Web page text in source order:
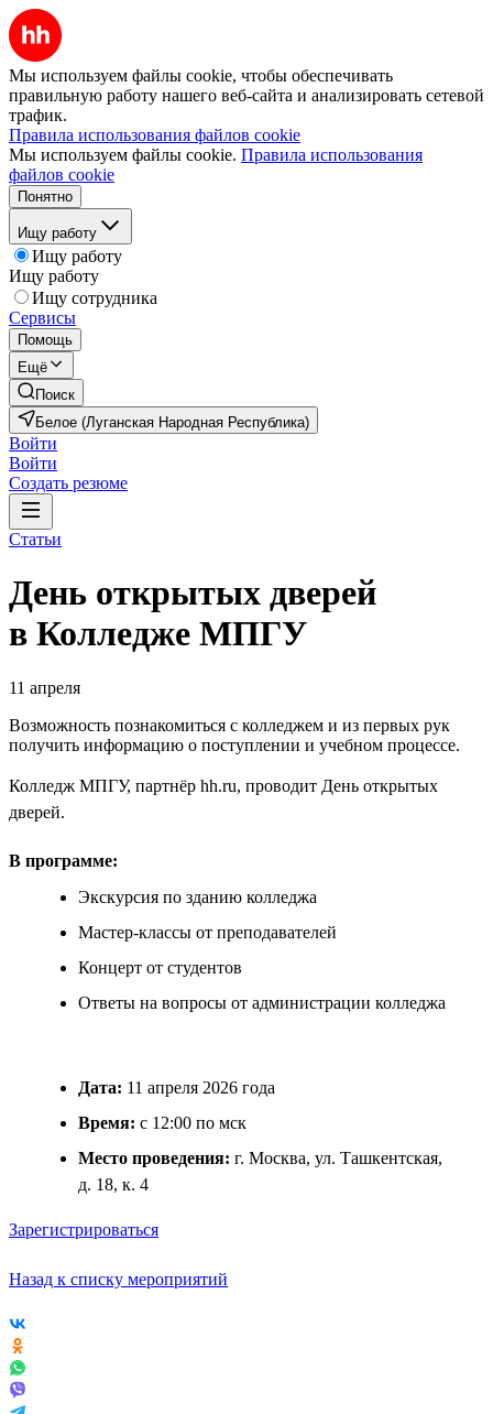
Мы используем файлы cookie, чтобы обеспечивать
правильную работу нашего веб-сайта и анализировать сетевой
трафик.
Правила использования файлов cookie
Мы используем файлы cookie. Правила использования
файлов cookie
Понятно
Ищу работу
Ищу работу
Ищу работу
Ищу сотрудника
Сервисы
Помощь
Ещё
Поиск
Белое (Луганская Народная Республика)
Войти
Войти
Создать резюме
Статьи
День открытых дверей
в Колледже МПГУ
11 апреля
Возможность познакомиться с колледжем и из первых рук
получить информацию о поступлении и учебном процессе.
Колледж МПГУ, партнёр hh.ru, проводит День открытых
дверей.
В программе:
Экскурсия по зданию колледжа
Мастер-классы от преподавателей
Концерт от студентов
Ответы на вопросы от администрации колледжа
Дата: 11 апреля 2026 года
Время: с 12:00 по мск
Место проведения: г. Москва, ул. Ташкентская,
д. 18, к. 4
Зарегистрироваться
Назад к списку мероприятий